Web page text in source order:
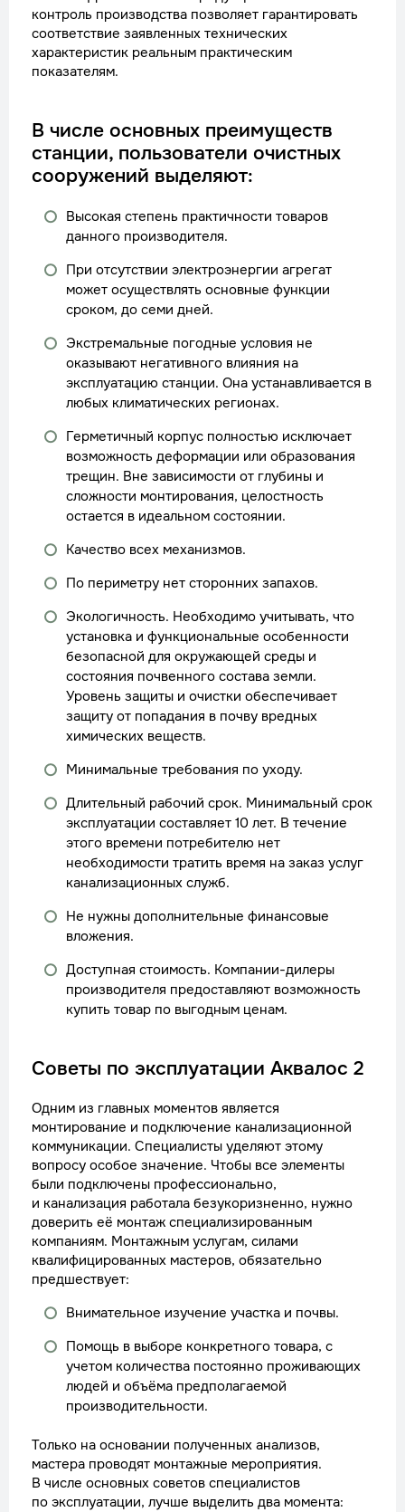
контроль производства позволяет гарантировать
соответствие заявленных технических
характеристик реальным практическим
показателям.
В числе основных преимуществ
станции, пользователи очистных
сооружений выделяют:
Высокая степень практичности товаров
данного производителя.
При отсутствии электроэнергии агрегат
может осуществлять основные функции
сроком, до семи дней.
Экстремальные погодные условия не
оказывают негативного влияния на
эксплуатацию станции. Она устанавливается в
любых климатических регионах.
Герметичный корпус полностью исключает
возможность деформации или образования
трещин. Вне зависимости от глубины и
сложности монтирования, целостность
остается в идеальном состоянии.
Качество всех механизмов.
По периметру нет сторонних запахов.
Экологичность. Необходимо учитывать, что
установка и функциональные особенности
безопасной для окружающей среды и
состояния почвенного состава земли.
Уровень защиты и очистки обеспечивает
защиту от попадания в почву вредных
химических веществ.
Минимальные требования по уходу.
Длительный рабочий срок. Минимальный срок
эксплуатации составляет 10 лет. В течение
этого времени потребителю нет
необходимости тратить время на заказ услуг
канализационных служб.
Не нужны дополнительные финансовые
вложения.
Доступная стоимость. Компании-дилеры
производителя предоставляют возможность
купить товар по выгодным ценам.
Советы по эксплуатации Аквалос 2
Одним из главных моментов является
монтирование и подключение канализационной
коммуникации. Специалисты уделяют этому
вопросу особое значение. Чтобы все элементы
были подключены профессионально,
и канализация работала безукоризненно, нужно
доверить её монтаж специализированным
компаниям. Монтажным услугам, силами
квалифицированных мастеров, обязательно
предшествует:
Внимательное изучение участка и почвы.
Помощь в выборе конкретного товара, с
учетом количества постоянно проживающих
людей и объёма предполагаемой
производительности.
Только на основании полученных анализов,
мастера проводят монтажные мероприятия.
В числе основных советов специалистов
по эксплуатации, лучше выделить два момента: